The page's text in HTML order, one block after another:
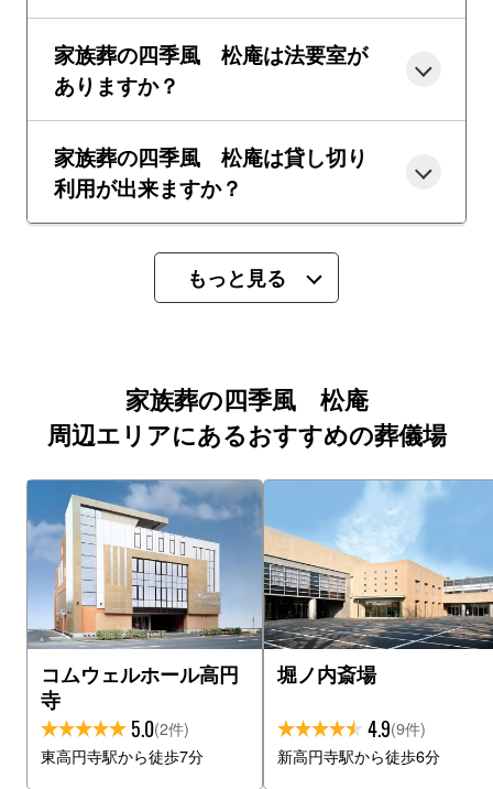
家族葬の四季風 松庵は法要室が
ありますか？
家族葬の四季風 松庵は貸し切り
利用が出来ますか？
もっと見る
家族葬の四季風 松庵
周辺エリアにあるおすすめの葬儀場
コムウェルホール高円
寺
5.0(2件)
東高円寺駅から徒歩7分
堀ノ内斎場
4.9(9件)
新高円寺駅から徒歩6分